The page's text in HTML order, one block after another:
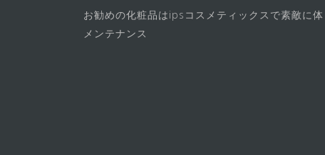
お勧めの化粧品はipsコスメティックスで素敵に体
メンテナンス